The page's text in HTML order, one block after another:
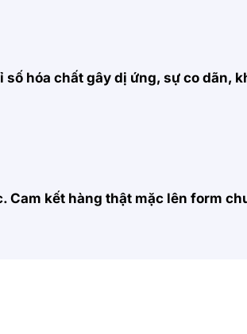
hóa chất gây dị ứng, sự co dãn,
kết hàng thật mặc lên form